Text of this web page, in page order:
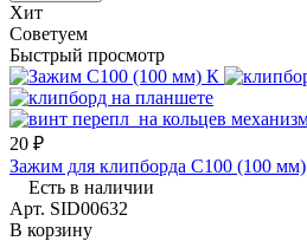
Хит
Советуем
Быстрый просмотр
20 ₽
Зажим для клипборда С100 (100 мм)
Есть в наличии
Арт. SID00632
В корзину